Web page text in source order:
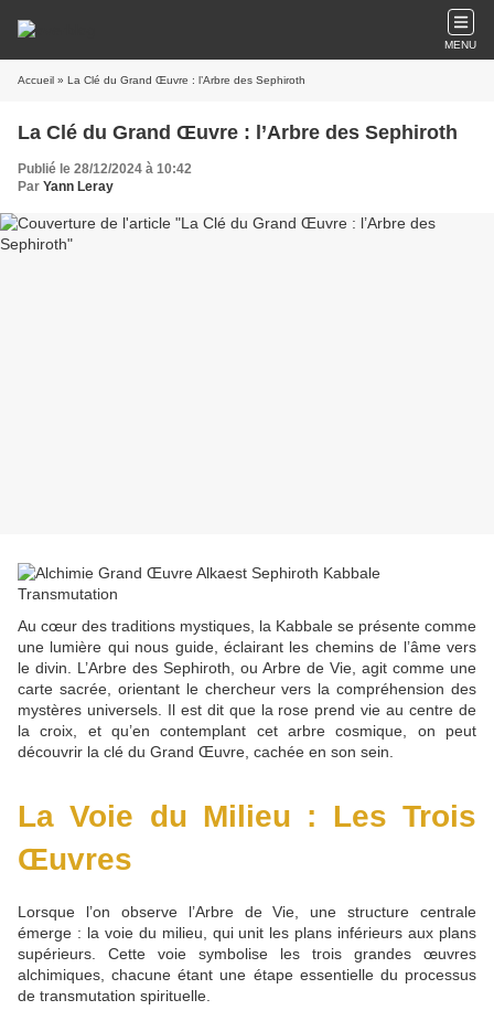
MENU
Accueil » La Clé du Grand Œuvre : l’Arbre des Sephiroth
La Clé du Grand Œuvre : l’Arbre des Sephiroth
Publié le 28/12/2024 à 10:42
Par Yann Leray
Au cœur des traditions mystiques, la Kabbale se présente comme
une lumière qui nous guide, éclairant les chemins de l’âme vers
le divin. L’Arbre des Sephiroth, ou Arbre de Vie, agit comme une
carte sacrée, orientant le chercheur vers la compréhension des
mystères universels. Il est dit que la rose prend vie au centre de
la croix, et qu’en contemplant cet arbre cosmique, on peut
découvrir la clé du Grand Œuvre, cachée en son sein.
La Voie du Milieu : Les Trois
Œuvres
Lorsque l’on observe l’Arbre de Vie, une structure centrale
émerge : la voie du milieu, qui unit les plans inférieurs aux plans
supérieurs. Cette voie symbolise les trois grandes œuvres
alchimiques, chacune étant une étape essentielle du processus
de transmutation spirituelle.